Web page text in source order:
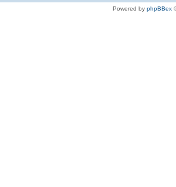
Powered by phpBBex